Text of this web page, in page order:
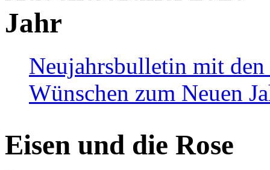
Jahr
Neujahrsbulletin mit den
Wünschen zum Neuen
Eisen und die Rose